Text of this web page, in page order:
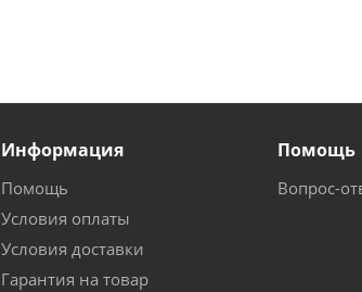
Информация
Помощь
Условия оплаты
Условия доставки
Гарантия на товар
Помощь
Вопрос-